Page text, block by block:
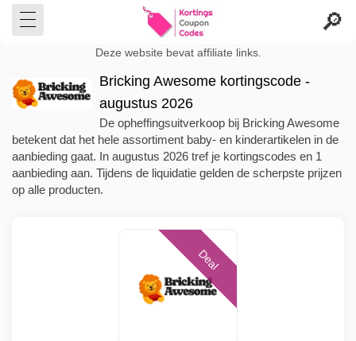
Deze website bevat affiliate links.
Bricking Awesome kortingscode -
augustus 2026
De opheffingsuitverkoop bij Bricking Awesome
betekent dat het hele assortiment baby- en kinderartikelen in de
aanbieding gaat. In augustus 2026 tref je kortingscodes en 1
aanbieding aan. Tijdens de liquidatie gelden de scherpste prijzen
op alle producten.
Deal